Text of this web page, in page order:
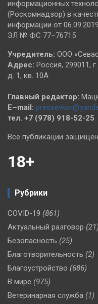
информационных
(Роскомнадзор) в
информации от
ЭЛ № ФС 77–76715
Учредитель: ООО
Адрес: Россия, 299011,
д. 1, кв. 10А
Главный редактор:
E–mail:
тел. +7 (978) 918-52-25
Все публикации
18+
Рубрики
COVID-19 (861)
Актуальный разговор (21)
Безопасность (25)
Благотворительность (2)
Благоустройство (686)
В мире (975)
Ветеринарная служба (1)